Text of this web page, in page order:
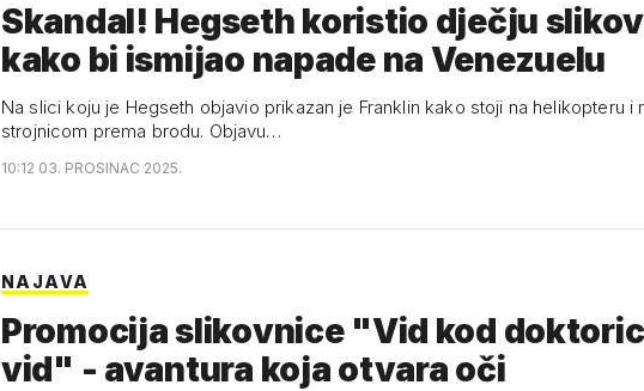
Skandal! Hegseth koristio dječju
kako bi ismijao napade na Venezuelu
Na slici koju je Hegseth objavio prikazan je Franklin kako stoji na helikopteru i
strojnicom prema brodu. Objavu…
10:12 03. PROSINAC 2025.
NAJAVA
Promocija slikovnice "Vid kod
vid" - avantura koja otvara oči